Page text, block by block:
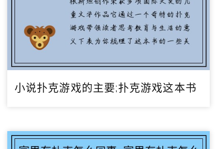
小说扑克游戏的主要;扑克游戏这本书